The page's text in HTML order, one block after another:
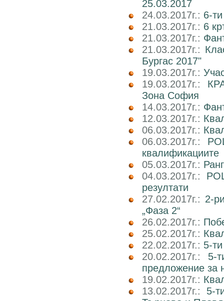
25.03.2017
24.03.2017г.: 6-
21.03.2017г.: 6
21.03.2017г.:
21.03.2017г.:
Бургас 2017"
19.03.2017г.:
19.03.2017г.:
Зона София
14.03.2017г.:
12.03.2017г.:
06.03.2017г.:
06.03.2017г.:
квалификациите
05.03.2017г.:
04.03.2017г.:
резултати
27.02.2017г.: 2-
„Фаза 2“
26.02.2017г.:
25.02.2017г.:
22.02.2017г.: 5-
20.02.2017г.: 5-
предложение за
19.02.2017г.:
13.02.2017г.: 5-